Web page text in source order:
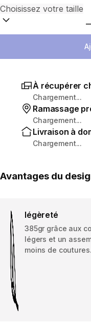
À récupérer
Chargement...
Ramassage
Chargement...
Livraison à
Chargement...
Avantages du
légèreté
385gr grâce aux
légers et un
moins de coutures.